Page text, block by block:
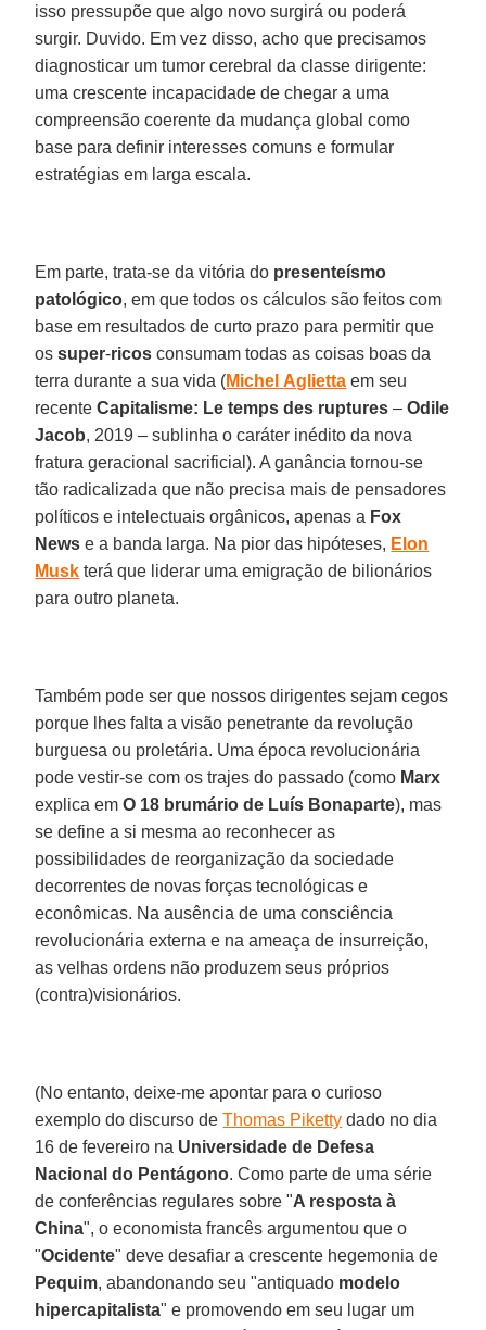
isso pressupõe que algo novo surgirá ou poderá
surgir. Duvido. Em vez disso, acho que precisamos
diagnosticar um tumor cerebral da classe dirigente:
uma crescente incapacidade de chegar a uma
compreensão coerente da mudança global como
base para definir interesses comuns e formular
estratégias em larga escala.
Em parte, trata-se da vitória do presenteísmo
patológico, em que todos os cálculos são feitos com
base em resultados de curto prazo para permitir que
ossuper-ricos consumam todas as coisas boas da
terra durante a sua vida (Michel Aglietta em seu
recenteCapitalisme: Le temps des ruptures –Odile
Jacob, 2019 – sublinha o caráter inédito da nova
fratura geracional sacrificial). A ganância tornou-se
tão radicalizada que não precisa mais de pensadores
políticos e intelectuais orgânicos, apenas a Fox
News e a banda larga. Na pior das hipóteses, Elon
Musk terá que liderar uma emigração de bilionários
para outro planeta.
Também pode ser que nossos dirigentes sejam cegos
porque lhes falta a visão penetrante da revolução
burguesa ou proletária. Uma época revolucionária
pode vestir-se com os trajes do passado (como Marx
explica emO 18 brumário de Luís Bonaparte), mas
se define a si mesma ao reconhecer as
possibilidades de reorganização da sociedade
decorrentes de novas forças tecnológicas e
econômicas. Na ausência de uma consciência
revolucionária externa e na ameaça de insurreição,
as velhas ordens não produzem seus próprios
(contra)visionários.
(No entanto, deixe-me apontar para o curioso
exemplo do discurso deThomas Piketty dado no dia
16 de fevereiro na Universidade de Defesa
Nacional do Pentágono. Como parte de uma série
de conferências regulares sobre "A resposta à
China", o economista francês argumentou que o
"Ocidente" deve desafiar a crescente hegemonia de
Pequim, abandonando seu "antiquado modelo
hipercapitalista" e promovendo em seu lugar um